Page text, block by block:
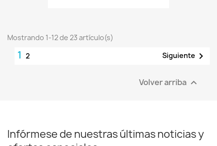
Mostrando 1-12 de 23 artículo(s)
1 2 Siguiente 
Volver arriba 
Infórmese de nuestras últimas noticias y